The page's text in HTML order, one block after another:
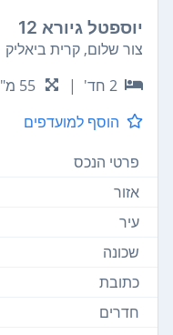
יוספטל גיורא 12
צור שלום, קרית ביאליק
2 חד'
| 55 מ"ר
הוסף למועדפים
פרטי הנכס
אזור
עיר
שכונה
כתובת
חדרים